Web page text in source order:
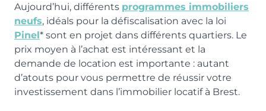
Aujourd’hui, différents programmes immobiliers
neufs, idéals pour la défiscalisation avec la loi
Pinel* sont en projet dans différents quartiers. Le
prix moyen à l’achat est intéressant et la
demande de location est importante : autant
d’atouts pour vous permettre de réussir votre
investissement dans l’immobilier locatif à Brest.